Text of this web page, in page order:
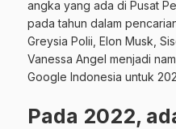
angka yang ada di Pusat
pada tahun dalam
Greysia Polii, Elon Musk,
Vanessa Angel menjadi
Google Indonesia untuk
Pada 2022,